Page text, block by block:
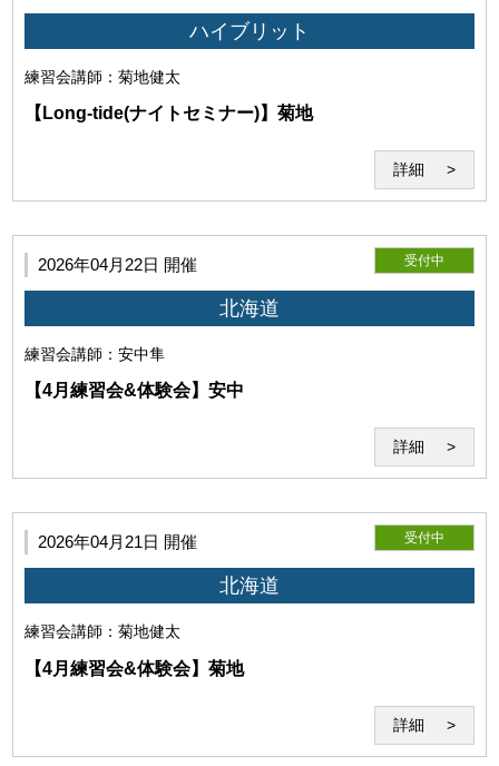
第8条（遵守義務）
利用者は、本サービスないし当研究所の運営に対して妨害となる
ハイブリット
練習会講師：菊地健太
【Long-tide(ナイトセミナー)】菊地
詳細
2026年04月22日 開催 受付中
北海道
練習会講師：安中隼
【4月練習会&体験会】安中
詳細
2026年04月21日 開催 受付中
北海道
練習会講師：菊地健太
【4月練習会&体験会】菊地
詳細